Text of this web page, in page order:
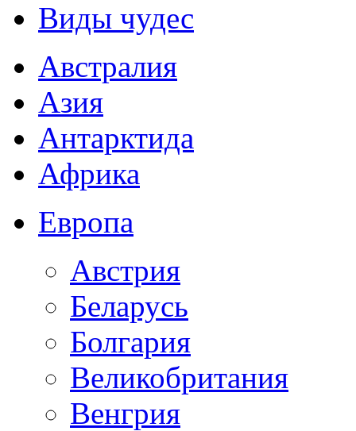
Виды чудес
Австралия
Азия
Антарктида
Африка
Европа
Австрия
Беларусь
Болгария
Великобритания
Венгрия